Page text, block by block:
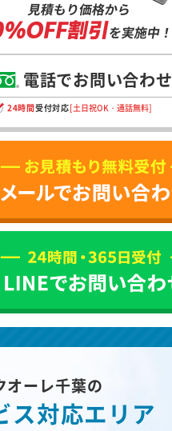
見積もり価格から
割引を実施中！
電話でお問い合わせ
24時間受付対応[土日祝OK・通話無料]
オーレ千葉の
ス対応エリア